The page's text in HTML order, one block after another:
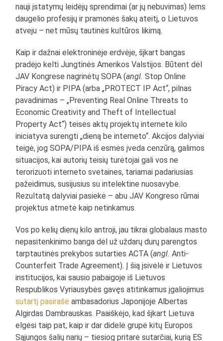
nauji įstatymų leidėjų sprendimai (ar jų nebuvimas) lems
daugelio profesijų ir pramonės šakų ateitį, o Lietuvos
atveju – net mūsų tautinės kultūros likimą.
Kaip ir dažnai elektroninėje erdvėje, šįkart bangas
pradėjo kelti Jungtinės Amerikos Valstijos. Būtent dėl
JAV Kongrese nagrinėtų SOPA (angl. Stop Online
Piracy Act) ir PIPA (arba „PROTECT IP Act“, pilnas
pavadinimas – „Preventing Real Online Threats to
Economic Creativity and Theft of Intellectual
Property Act“) teisės aktų projektų internete kilo
iniciatyva surengti „dieną be interneto“. Akcijos dalyviai
teigė, jog SOPA/PIPA iš esmės įveda cenzūrą, galimos
situacijos, kai autorių teisių turėtojai gali vos ne
terorizuoti interneto svetaines, tariamai padariusias
pažeidimus, susijusius su intelektine nuosavybe.
Rezultatą dalyviai pasiekė – abu JAV Kongreso rūmai
projektus atmetė kaip netinkamus.
Vos po kelių dienų kilo antroji, jau tikrai globalaus masto
nepasitenkinimo banga dėl už uždarų durų parengtos
tarptautinės prekybos sutarties ACTA (angl. Anti-
Counterfeit Trade Agreement). Į šią įsivėlė ir Lietuvos
institucijos, kai sausio pabaigoje iš Lietuvos
Respublikos Vyriausybės gavęs atitinkamus įgaliojimus
sutartį pasirašė ambasadorius Japonijoje Albertas
Algirdas Dambrauskas. Paaiškėjo, kad šįkart Lietuva
elgėsi taip pat, kaip ir dar didelė grupė kitų Europos
Sąjungos šalių narių – tiesiog pritarė sutarčiai, kurią ES